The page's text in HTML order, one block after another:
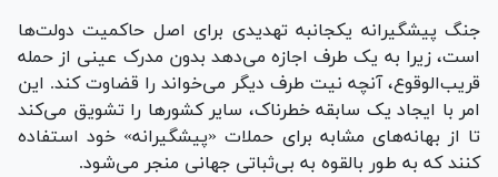
جنگ پیشگیرانه یکجانبه تهدیدی برای اصل حاکمیت دولت‌ها
است، زیرا به یک طرف اجازه می‌دهد بدون مدرک عینی از حمله
قریب‌الوقوع، آنچه نیت طرف دیگر می‌خواند را قضاوت کند. این
امر با ایجاد یک سابقه خطرناک، سایر کشور‌ها را تشویق می‌کند
تا از بهانه‌های مشابه برای حملات «پیشگیرانه» خود استفاده
کنند که به طور بالقوه به بی‌ثباتی جهانی منجر می‌شود.